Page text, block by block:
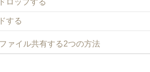
ロップする
する
ァイル共有する2つの方法